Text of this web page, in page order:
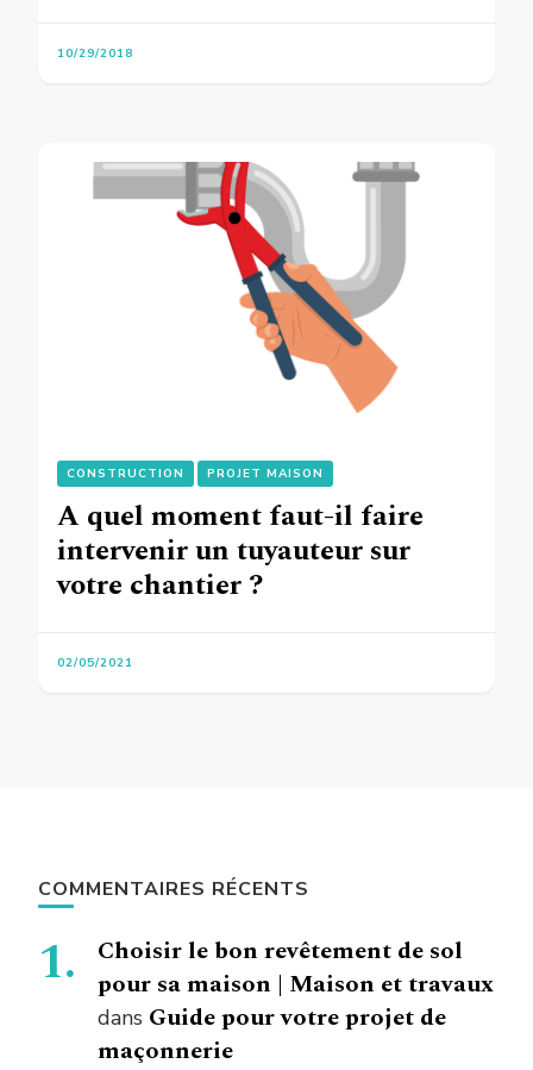
10/29/2018
CONSTRUCTION PROJET MAISON
A quel moment faut-il faire
intervenir un tuyauteur sur
votre chantier ?
02/05/2021
COMMENTAIRES RÉCENTS
Choisir le bon revêtement de sol
pour sa maison | Maison et travaux
dans Guide pour votre projet de
maçonnerie